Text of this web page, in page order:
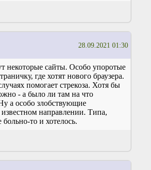
28.09.2021 01:30
некоторые сайты. Особо упоротые
где хотят нового браузера.
помогает стрекоза. Хотя бы
- а было ли там на что
а особо злобствующие
направлении. Типа,
то и хотелось.